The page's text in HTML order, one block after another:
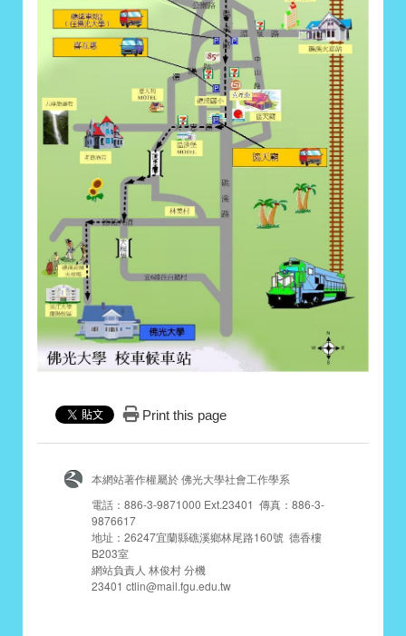
Print this page
本網站著作權屬於 佛光大學社會工作學系
電話：886-3-9871000 Ext.23401 傳真：886-3-
9876617
地址：26247宜蘭縣礁溪鄉林尾路160號 德香樓
B203室
網站負責人 林俊村 分機
23401 ctlin@mail.fgu.edu.tw